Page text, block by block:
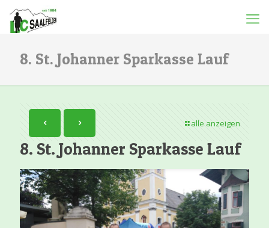
8. St. Johanner Sparkasse Lauf
alle anzeigen
8. St. Johanner Sparkasse Lauf